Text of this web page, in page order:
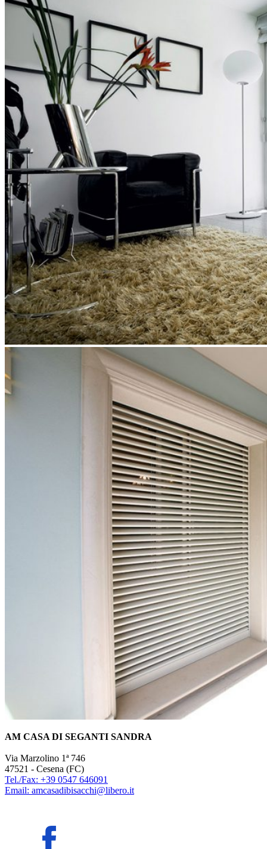
AM CASA DI SEGANTI SANDRA
Via Marzolino 1ª 746
47521 - Cesena (FC)
Tel./Fax: +39 0547 646091
Email: amcasadibisacchi@libero.it